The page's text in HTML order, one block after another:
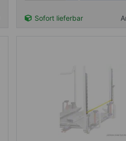
Sofort lieferbar